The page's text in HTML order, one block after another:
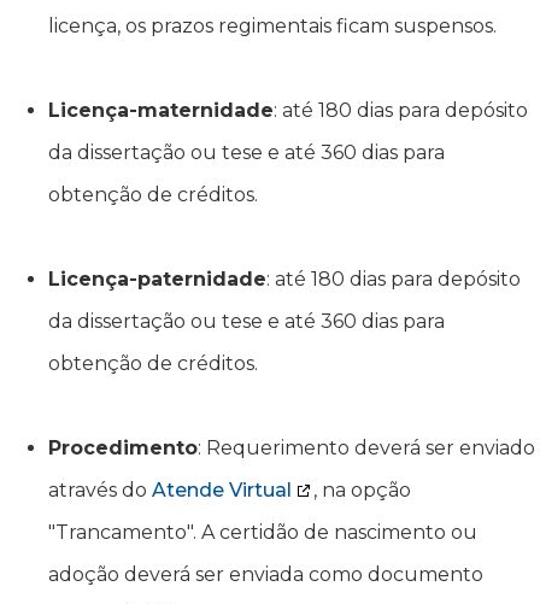
licença, os prazos regimentais ficam suspensos.
Licença-maternidade: até 180 dias para depósito
da dissertação ou tese e até 360 dias para
obtenção de créditos.
Licença-paternidade: até 180 dias para depósito
da dissertação ou tese e até 360 dias para
obtenção de créditos.
Procedimento: Requerimento deverá ser enviado
através do Atende Virtual
, na opção
"Trancamento". A certidão de nascimento ou
adoção deverá ser enviada como documento